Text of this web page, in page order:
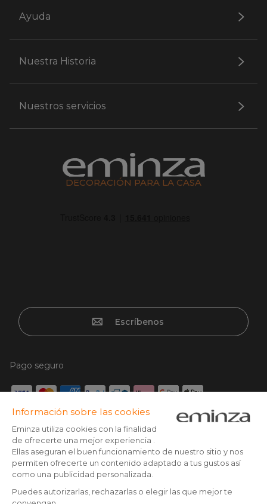
Ayuda
Nuestra Historia
Nuestros servicios
DECORACIÓN PARA LA CASA
Escríbenos
Pago seguro
Tarjeta de crédito, Paypal, Transferencia bancaria, Klarna x3
con tarjeta sin cargos, Google/Apple pay
Síguenos en: